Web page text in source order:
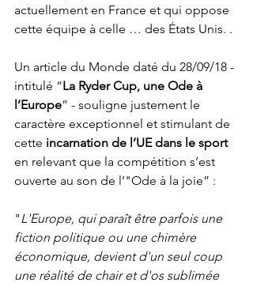
actuellement en France et qui oppose
cette équipe à celle … des États Unis. .
Un article du Monde daté du 28/09/18 -
intitulé “La Ryder Cup, une Ode à
l’Europe” - souligne justement le
caractère exceptionnel et stimulant de
cette incarnation de l’UE dans le sport
en relevant que la compétition s’est
ouverte au son de l’"Ode à la joie” :
"L'Europe, qui paraît être parfois une
fiction politique ou une chimère
économique, devient d'un seul coup
une réalité de chair et d'os sublimée